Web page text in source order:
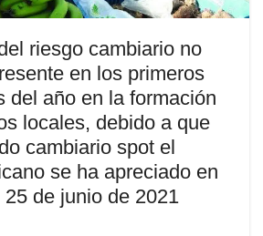
riesgo cambiario no
en los primeros
del año en la formación
locales, debido a que
cambiario spot el
se ha apreciado en
de junio de 2021